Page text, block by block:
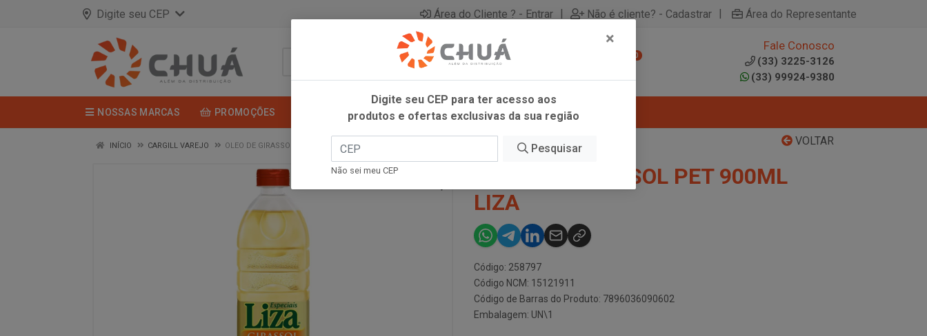
Digite seu CEP Área do Cliente ? - Entrar | Não é cliente? - Cadastrar | Área do Representante
0
Fale Conosco
(33) 3225-3126
(33) 99924-9380
NOSSAS MARCAS PROMOÇÕES
VOLTAR
INÍCIO CARGILL VAREJO OLEO DE GIRASSOL PET 900ML LIZA
OLEO DE GIRASSOL PET 900ML
LIZA
Código: 258797
Código NCM: 15121911
Código de Barras do Produto: 7896036090602
Embalagem: UN\1
×
Digite seu CEP para ter acesso aos
produtos e ofertas exclusivas da sua região
Pesquisar
Não sei meu CEP